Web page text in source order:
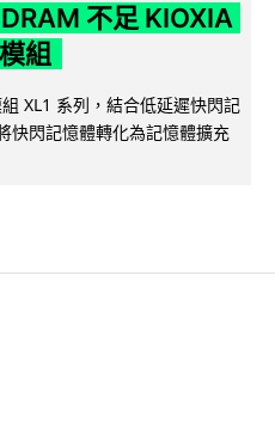
不足 KIOXIA
組
XL1 系列，結合低延遲快閃記
快閃記憶體轉化為記憶體擴充